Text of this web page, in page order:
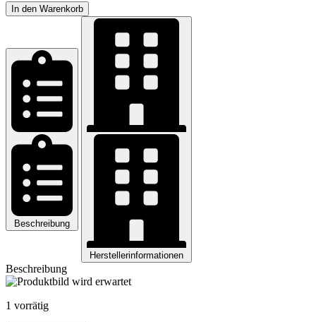
Trachten
Blazer
In den Warenkorb
Beschreibung
Herstellerinformationen
Beschreibung
1 vorrätig